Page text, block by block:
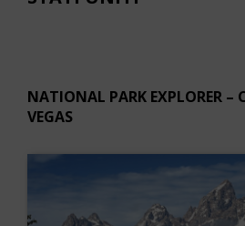
NATIONAL PARK EXPLORER –
VEGAS